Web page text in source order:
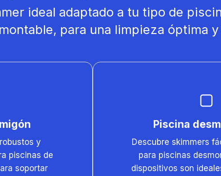
ideal adaptado a tu tipo de
para una limpieza óptima
y
piscinas de
soportar
Piscina
Descubre skimmers
para piscinas
dispositivos son